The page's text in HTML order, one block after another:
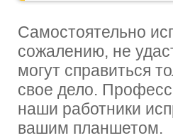
Самостоятельно
сожалению, не
могут справиться
свое дело.
наши работники
вашим планшетом.